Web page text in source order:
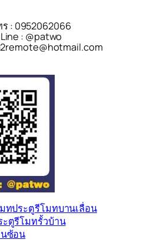
ร : 0952062066
Line : @patwo
ทประตูรีโมทบานเลื่อน
ะตูรีโมทรั้วบ้าน
ซ้อน